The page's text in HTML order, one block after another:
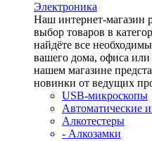
Электроника
Наш интернет-магазин
выбор товаров в
найдёте все
вашего дома, офиса
нашем магазине
новинки от ведущих
USB-микроскопы
Автоматические
Алкотестеры
- Алкозамки